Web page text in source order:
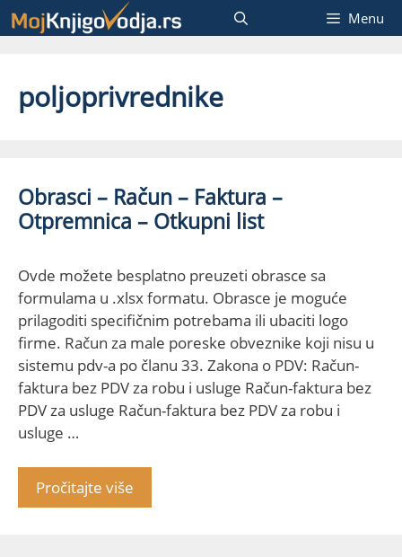
Skip
to
Menu
poljoprivrednike
Obrasci – Račun – Faktura –
Otpremnica – Otkupni list
Ovde možete besplatno preuzeti obrasce sa
formulama u .xlsx formatu. Obrasce je moguće
prilagoditi specifičnim potrebama ili ubaciti logo
firme. Račun za male poreske obveznike koji nisu u
sistemu pdv-a po članu 33. Zakona o PDV: Račun-
faktura bez PDV za robu i usluge Račun-faktura bez
PDV za usluge Račun-faktura bez PDV za robu i
usluge …
Pročitajte više